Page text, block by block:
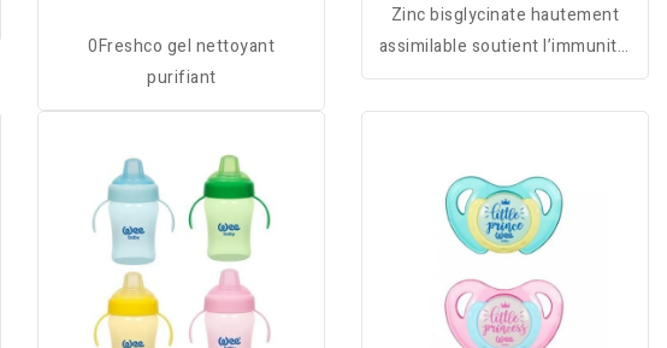
0Freshco gel nettoyant
purifiant
Zinc bisglycinate hautement
assimilable soutient l’immunité,
améliore la peau et protège les
cellules pour une vitalité